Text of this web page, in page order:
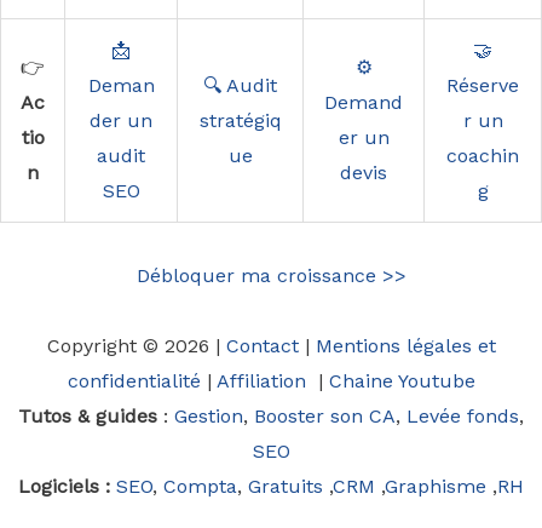
👉
Ac
tio
n
📩
Deman
der un
audit
SEO
🔍 Audit
stratégiq
ue
⚙️
Demand
er un
devis
🤝
Réserve
r un
coachin
g
Débloquer ma croissance >>
Copyright © 2026 | Contact| Mentions légales et
confidentialité | Affiliation | Chaine Youtube
Tutos & guides : Gestion, Booster son CA, Levée fonds,
SEO
Logiciels : SEO, Compta, Gratuits ,CRM ,Graphisme ,RH